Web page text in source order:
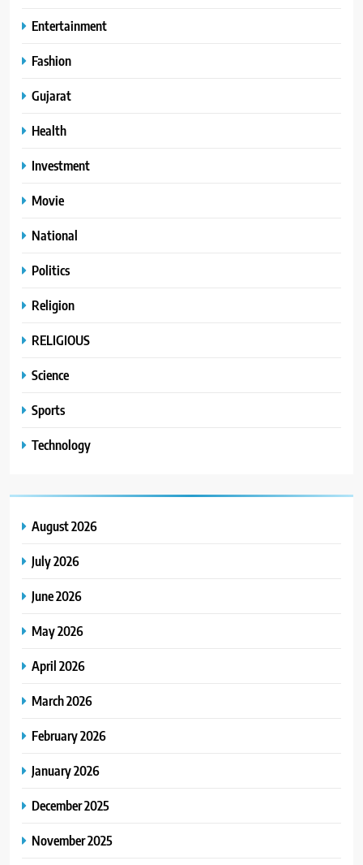
Entertainment
Fashion
Gujarat
Health
Investment
Movie
National
Politics
Religion
RELIGIOUS
Science
Sports
Technology
August 2026
July 2026
June 2026
May 2026
April 2026
March 2026
February 2026
January 2026
December 2025
November 2025